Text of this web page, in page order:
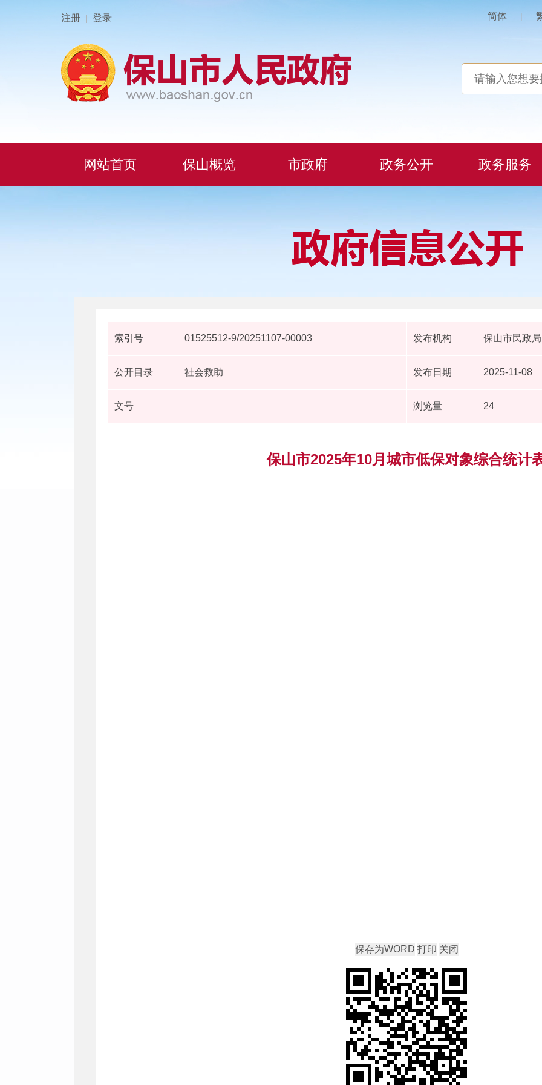
注册 | 登录 简体 |
网站首页 保山概览 市政府 政务公开 政务服务
索引号 01525512-9/20251107-00003 发布机构 保山市民政局
公开目录 社会救助 发布日期 2025-11-08
文号 浏览量 24
保山市2025年10月城市低保对象综合统计